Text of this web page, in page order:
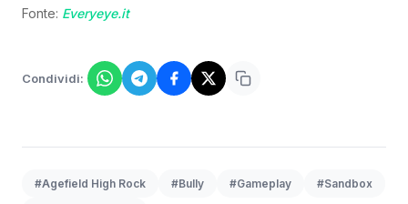
Fonte: Everyeye.it
Condividi:
#Agefield High Rock #Bully #Gameplay #Sandbox